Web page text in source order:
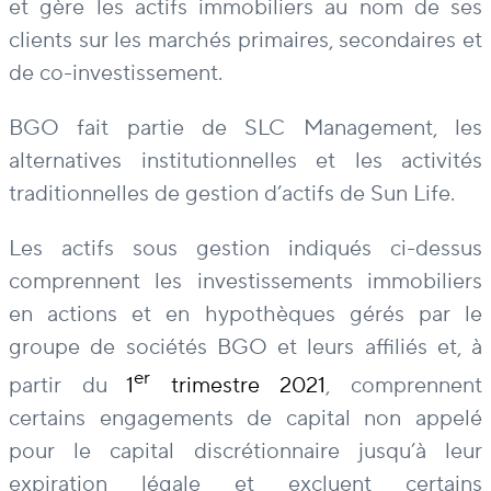
et gère les actifs immobiliers au nom de ses
clients sur les marchés primaires, secondaires et
de co-investissement.
BGO fait partie de SLC Management, les
alternatives institutionnelles et les activités
traditionnelles de gestion d’actifs de Sun Life.
Les actifs sous gestion indiqués ci-dessus
comprennent les investissements immobiliers
en actions et en hypothèques gérés par le
groupe de sociétés BGO et leurs affiliés et, à
partir du1er trimestre 2021, comprennent
certains engagements de capital non appelé
pour le capital discrétionnaire jusqu’à leur
expiration légale et excluent certains